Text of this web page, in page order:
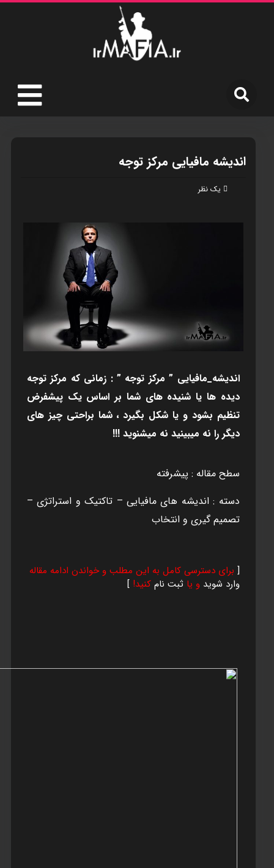
انديشه مافيايی مرکز توجه
یک نظر
انديشه_مافيايی ” مرکز توجه ” : زمانی که مرکز توجه
ديده ها يا شنيده های شما بر اساس يک پيشفرض
تنظيم بشود و يا شکل بگيرد ، شما براحتی چيز های
ديگر را نه ميبينيد نه ميشنويد !!!
سطح مقاله : پيشرفته
دسته : انديشه های مافيايی – تاکتيک و استراتژی –
تصميم گيری و انتخاب
[ برای دسترسی کامل به این مطلب و خواندن ادامه مقاله
وارد شوید و یاثبت نام کنید!]